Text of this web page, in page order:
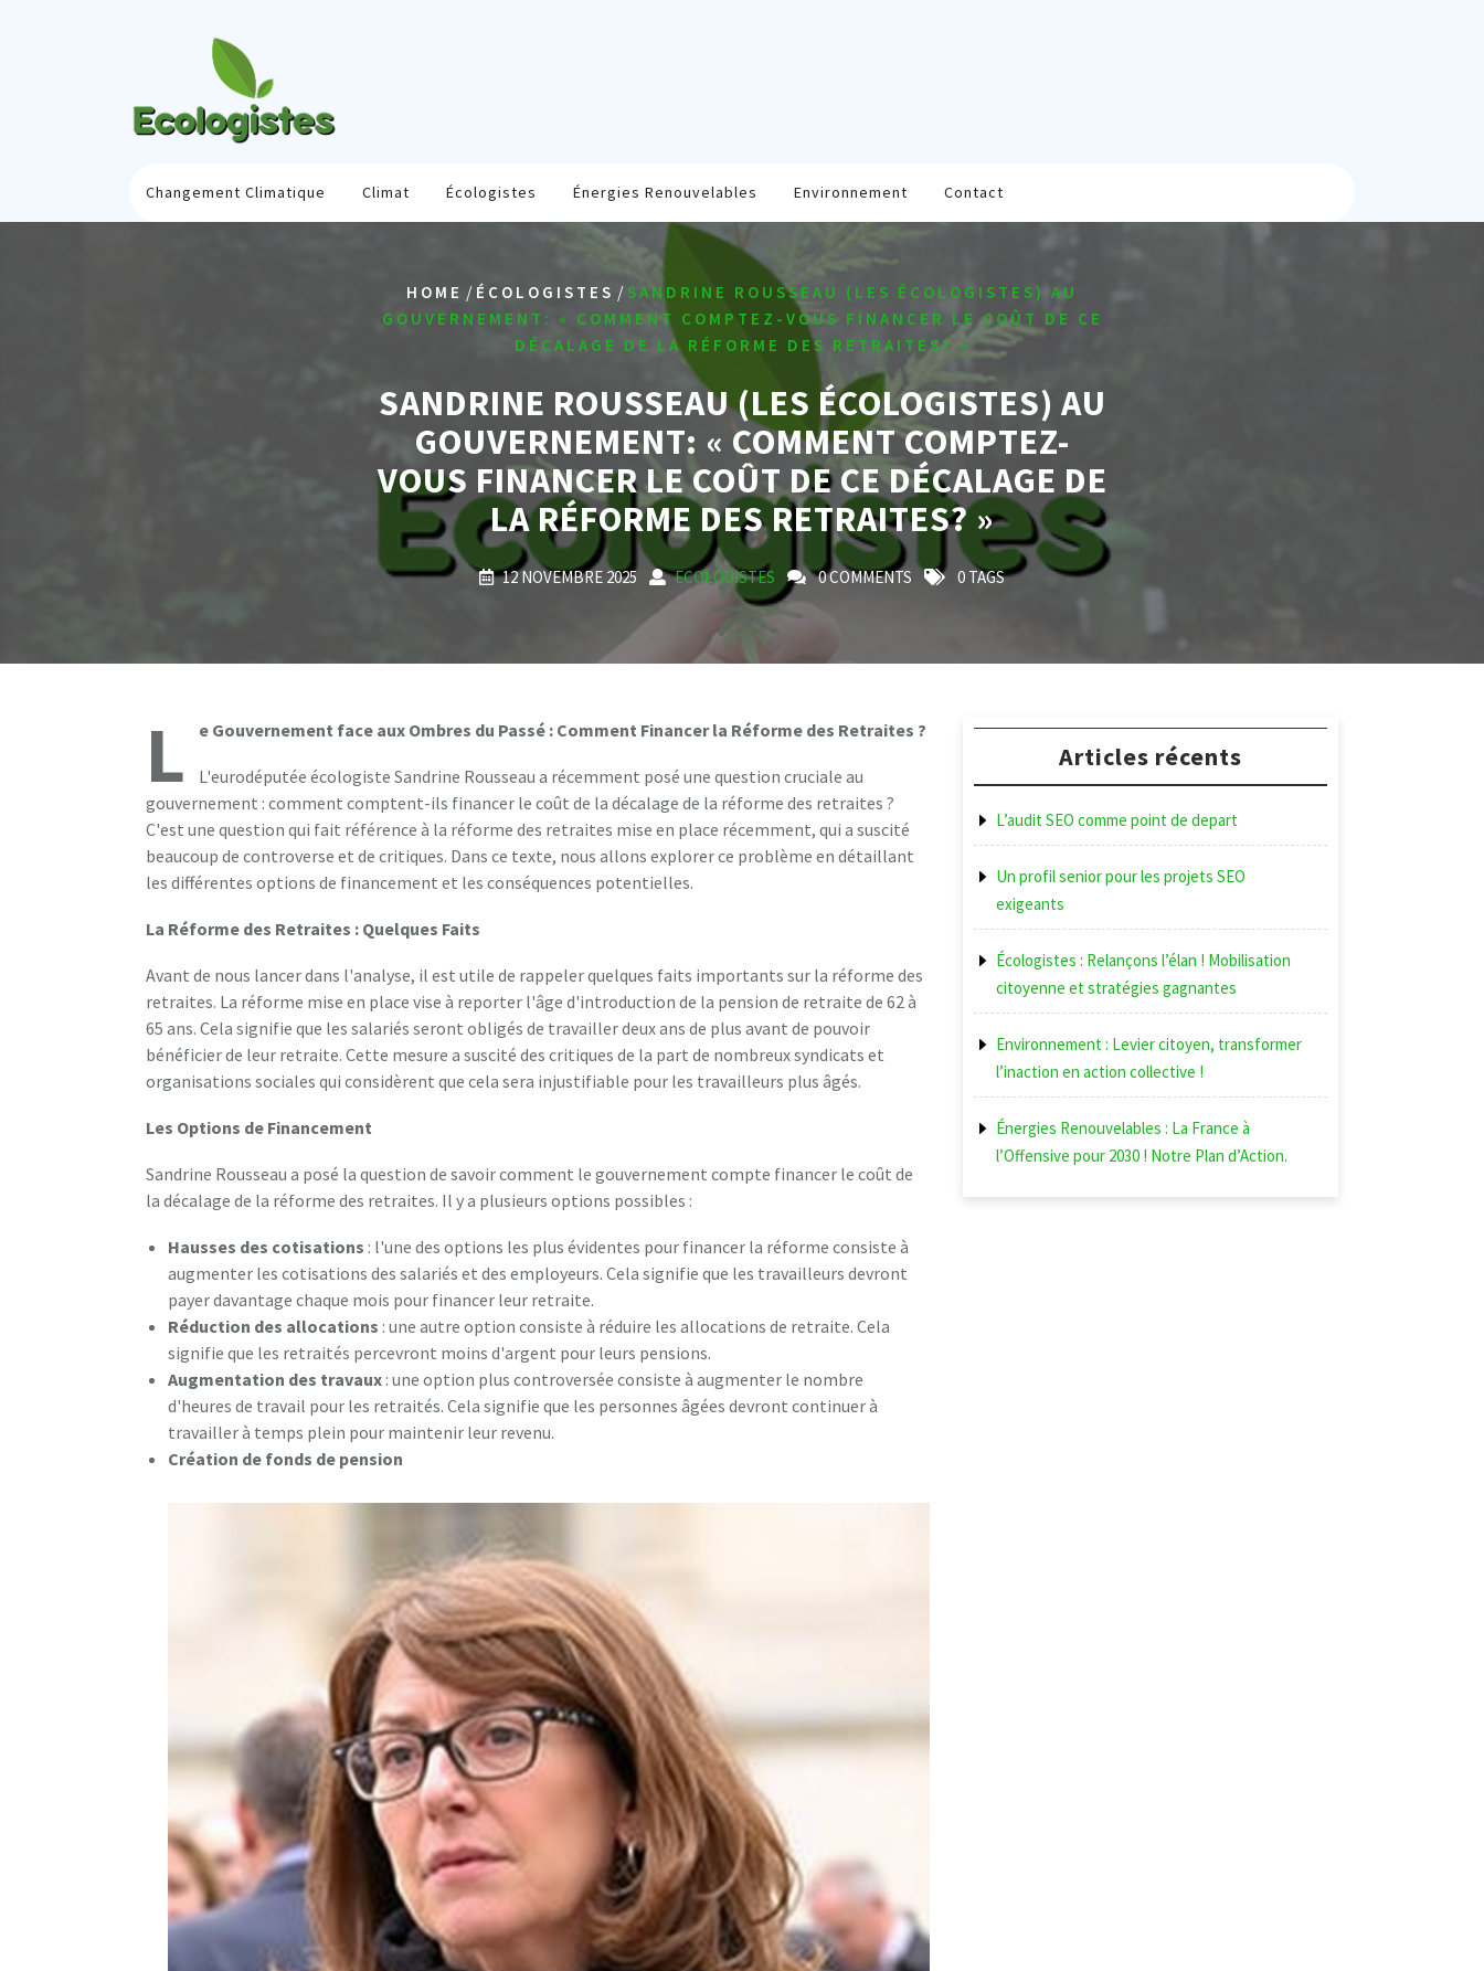
Changement Climatique Climat Écologistes Énergies Renouvelables Environnement Contact
HOME / ÉCOLOGISTES / SANDRINE ROUSSEAU (LES ÉCOLOGISTES) AU
GOUVERNEMENT: « COMMENT COMPTEZ-VOUS FINANCER LE COÛT DE CE
DÉCALAGE DE LA RÉFORME DES RETRAITES? »
SANDRINE ROUSSEAU (LES ÉCOLOGISTES) AU
GOUVERNEMENT: « COMMENT COMPTEZ-
VOUS FINANCER LE COÛT DE CE DÉCALAGE DE
LA RÉFORME DES RETRAITES? »
12 NOVEMBRE 2025 ECOLOGISTES 0 COMMENTS 0 TAGS
L e Gouvernement face aux Ombres du Passé : Comment Financer la Réforme des Retraites ?
L'eurodéputée écologiste Sandrine Rousseau a récemment posé une question cruciale au
gouvernement : comment comptent-ils financer le coût de la décalage de la réforme des retraites ?
C'est une question qui fait référence à la réforme des retraites mise en place récemment, qui a suscité
beaucoup de controverse et de critiques. Dans ce texte, nous allons explorer ce problème en détaillant
les différentes options de financement et les conséquences potentielles.
La Réforme des Retraites : Quelques Faits
Avant de nous lancer dans l'analyse, il est utile de rappeler quelques faits importants sur la réforme des
retraites. La réforme mise en place vise à reporter l'âge d'introduction de la pension de retraite de 62 à
65 ans. Cela signifie que les salariés seront obligés de travailler deux ans de plus avant de pouvoir
bénéficier de leur retraite. Cette mesure a suscité des critiques de la part de nombreux syndicats et
organisations sociales qui considèrent que cela sera injustifiable pour les travailleurs plus âgés.
Les Options de Financement
Sandrine Rousseau a posé la question de savoir comment le gouvernement compte financer le coût de
la décalage de la réforme des retraites. Il y a plusieurs options possibles :
Hausses des cotisations : l'une des options les plus évidentes pour financer la réforme consiste à
augmenter les cotisations des salariés et des employeurs. Cela signifie que les travailleurs devront
payer davantage chaque mois pour financer leur retraite.
Réduction des allocations : une autre option consiste à réduire les allocations de retraite. Cela
signifie que les retraités percevront moins d'argent pour leurs pensions.
Augmentation des travaux : une option plus controversée consiste à augmenter le nombre
d'heures de travail pour les retraités. Cela signifie que les personnes âgées devront continuer à
travailler à temps plein pour maintenir leur revenu.
Création de fonds de pension
Articles récents
L’audit SEO comme point de depart
Un profil senior pour les projets SEO
exigeants
Écologistes : Relançons l’élan ! Mobilisation
citoyenne et stratégies gagnantes
Environnement : Levier citoyen, transformer
l’inaction en action collective !
Énergies Renouvelables : La France à
l’Offensive pour 2030 ! Notre Plan d’Action.